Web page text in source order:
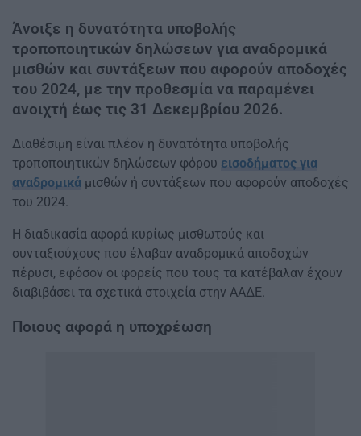
Άνοιξε η δυνατότητα υποβολής
τροποποιητικών δηλώσεων για αναδρομικά
μισθών και συντάξεων που αφορούν αποδοχές
του 2024, με την προθεσμία να παραμένει
ανοιχτή έως τις 31 Δεκεμβρίου 2026.
Διαθέσιμη είναι πλέον η δυνατότητα υποβολής
τροποποιητικών δηλώσεων φόρου εισοδήματος για
αναδρομικά μισθών ή συντάξεων που αφορούν αποδοχές
του 2024.
Η διαδικασία αφορά κυρίως μισθωτούς και
συνταξιούχους που έλαβαν αναδρομικά αποδοχών
πέρυσι, εφόσον οι φορείς που τους τα κατέβαλαν έχουν
διαβιβάσει τα σχετικά στοιχεία στην ΑΑΔΕ.
Ποιους αφορά η υποχρέωση